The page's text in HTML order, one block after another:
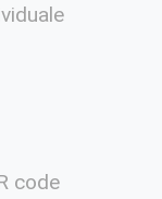
code